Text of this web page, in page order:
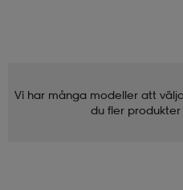
Vi har många modeller att
du fler produkter